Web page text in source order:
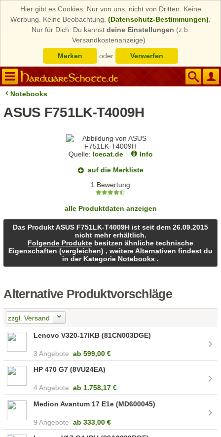
Hier gibt es Cookies. Nur von uns, nicht von Dritten. Keine
Werbung. Keine Beobachtung. (Datenschutz-Bestimmungen)
Nur für Dich. Du kannst deine Einstellungen (z.b.
Versandkostenanzeige)
Merken
oder Verwerfen
Notebooks
ASUS F751LK-T4009H
Quelle: Icecat.de
Info
auf die Merkliste
1 Bewertung
alle Produktdaten anzeigen
Das Produkt ASUS F751LK-T4009H ist seit dem 26.09.2015
nicht mehr erhältlich.
Folgende Produkte besitzen ähnliche technische
Eigenschaften (vergleichen) , weitere Alternativen findest du
in der KategorieNotebooks .
Alternative Produktvorschläge
zzgl. Versand
Lenovo V320-17IKB (81CN003DGE)
3 Angebote ab 599,00 €
HP 470 G7 (8VU24EA)
4 Angebote ab 1.758,17 €
Medion Avantum 17 E1e (MD600045)
9 Angebote ab 333,00 €